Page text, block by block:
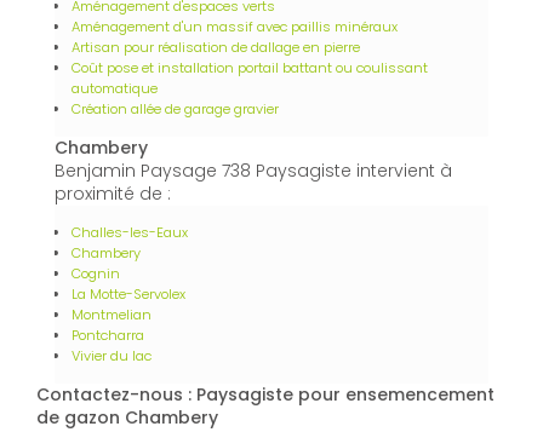
Aménagement d'espaces verts
Aménagement d'un massif avec paillis minéraux
Artisan pour réalisation de dallage en pierre
Coût pose et installation portail battant ou coulissant
automatique
Création allée de garage gravier
Chambery
Benjamin Paysage 738 Paysagiste intervient à
proximité de :
Challes-les-Eaux
Chambery
Cognin
La Motte-Servolex
Montmelian
Pontcharra
Vivier du lac
Contactez-nous : Paysagiste pour ensemencement
de gazon Chambery